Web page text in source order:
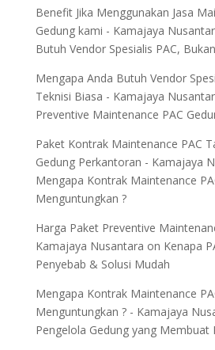
Benefit Jika Menggunakan Jasa
Gedung kami - Kamajaya
Butuh Vendor Spesialis PAC,
Mengapa Anda Butuh Vendor
Teknisi Biasa - Kamajaya
Preventive Maintenance PAC
Paket Kontrak Maintenance PAC
Gedung Perkantoran - Kamajaya
Mengapa Kontrak Maintenance
Menguntungkan ?
Harga Paket Preventive
Kamajaya Nusantara on Kenapa
Penyebab & Solusi Mudah
Mengapa Kontrak Maintenance
Menguntungkan ? - Kamajaya
Pengelola Gedung yang Membuat